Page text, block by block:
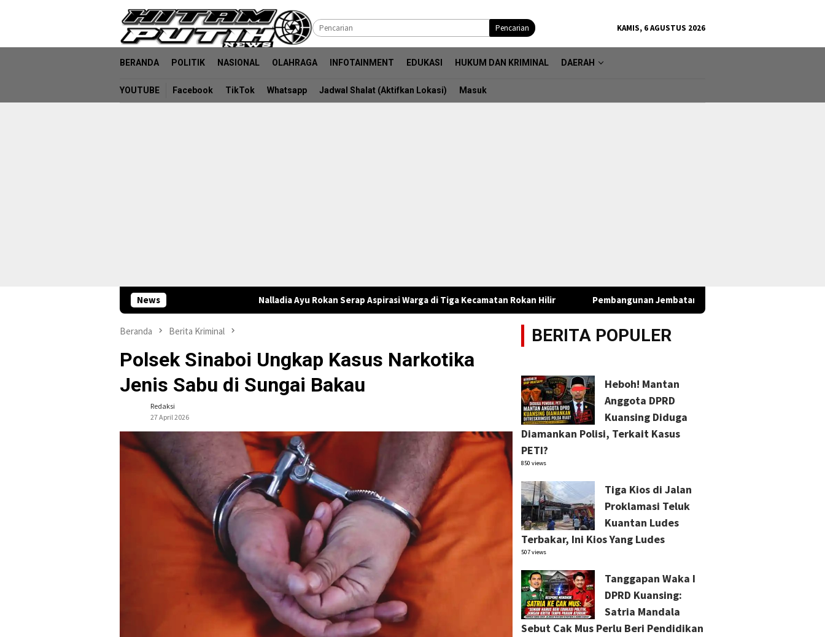
Pencarian KAMIS, 6 AGUSTUS 2026
BERANDA POLITIK NASIONAL OLAHRAGA INFOTAINMENT EDUKASI HUKUM DAN KRIMINAL DAERAH
YOUTUBE Facebook TikTok Whatsapp Jadwal Shalat (Aktifkan Lokasi) Masuk
News Nalladia Ayu Rokan Serap Aspirasi Warga di Tiga Kecamatan Rokan Hilir Pembangunan Jembatan Garuda di Rohil Masuki Tahapn Pengecatan
Beranda Berita Kriminal
Polsek Sinaboi Ungkap Kasus Narkotika
Jenis Sabu di Sungai Bakau
Redaksi
27 April 2026
BERITA POPULER
Heboh! Mantan
Anggota DPRD
Kuansing Diduga
Diamankan Polisi, Terkait Kasus
PETI?
850 views
Tiga Kios di Jalan
Proklamasi Teluk
Kuantan Ludes
Terbakar, Ini Kios Yang Ludes
507 views
Tanggapan Waka I
DPRD Kuansing:
Satria Mandala
Sebut Cak Mus Perlu Beri Pendidikan